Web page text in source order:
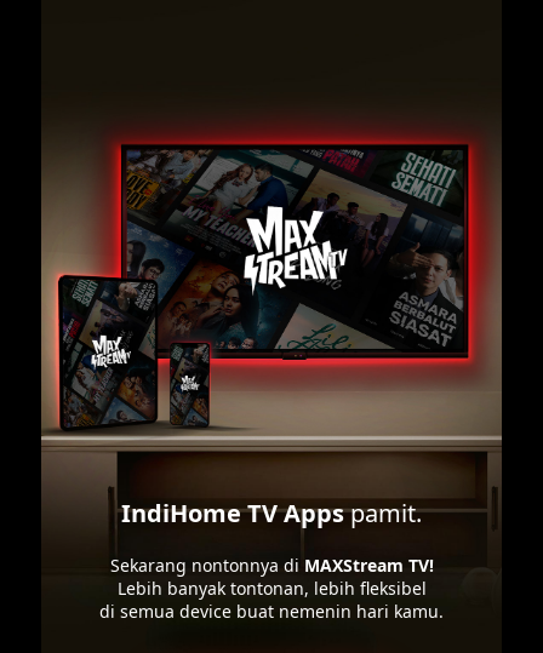
IndiHome TV Appspamit.
Sekarang nontonnya di MAXStream TV!
Lebih banyak tontonan, lebih fleksibel
di semua device buat nemenin hari kamu.